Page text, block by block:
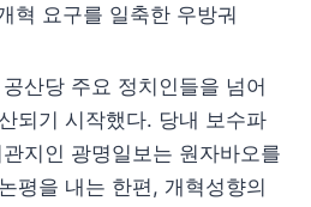
혁 요구를 일축한 우방궈
산당 주요 정치인들을 넘어
되기 시작했다. 당내 보수파
지인 광명일보는 원자바오를
평을 내는 한편, 개혁성향의